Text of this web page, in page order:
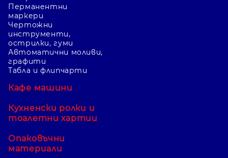
Перманентни
маркери
Чертожни
инструменти,
острилки, гуми
Автоматични моливи,
графити
Табла и флипчарти
Кафе машини
Кухненски ролки и
тоалетни хартии
Опаковъчни
материали